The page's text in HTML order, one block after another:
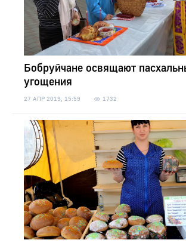
Бобруйчане освящают
угощения
27 АПР 2019, 15:59 1732